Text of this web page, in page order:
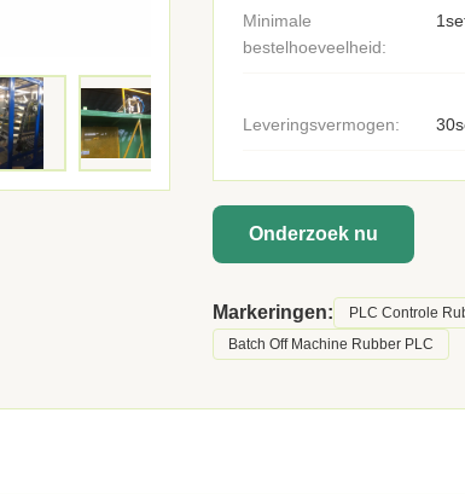
Minimale
bestelhoeveelheid:
Leveringsvermogen:
Onderzoek nu
Markeringen:
PLC Controle
Batch Off Machine Rubber PLC